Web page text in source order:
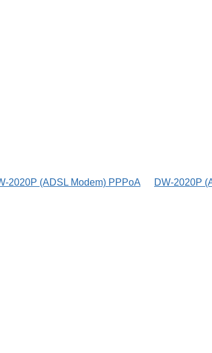
2020P (ADSL Modem) PPPoA DW-2020P